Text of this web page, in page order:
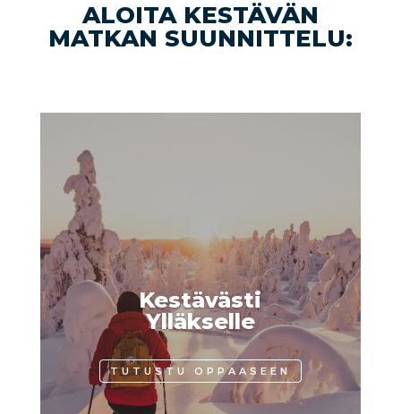
ALOITA KESTÄVÄN
MATKAN SUUNNITTELU:
Kestävästi
Ylläkselle
TUTUSTU OPPAASEEN